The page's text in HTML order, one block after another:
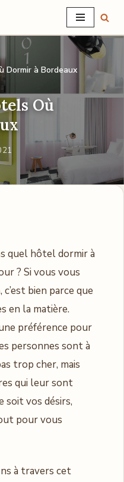
Dormir à Bordeaux
Où
quel hôtel dormir à
? Si vous vous
bien parce que
en la matière.
préférence pour
personnes sont à
trop cher, mais
qui leur sont
soit vos désirs,
pour vous
à travers cet